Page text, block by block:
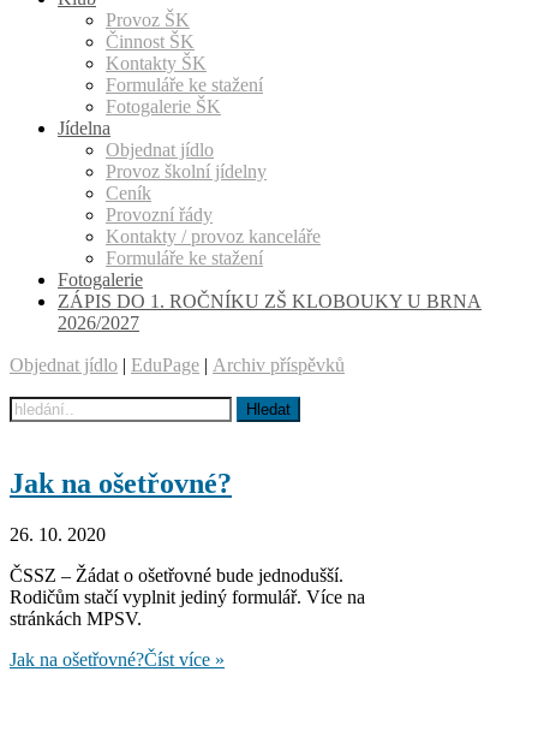
Provoz ŠK
Činnost ŠK
Kontakty ŠK
Formuláře ke stažení
Fotogalerie ŠK
Jídelna
Objednat jídlo
Provoz školní jídelny
Ceník
Provozní řády
Kontakty / provoz kanceláře
Formuláře ke stažení
Fotogalerie
ZÁPIS DO 1. ROČNÍKU ZŠ KLOBOUKY U BRNA
2026/2027
Objednat jídlo | EduPage | Archiv příspěvků
Jak na ošetřovné?
26. 10. 2020
ČSSZ – Žádat o ošetřovné bude jednodušší.
Rodičům stačí vyplnit jediný formulář. Více na
stránkách MPSV.
Jak na ošetřovné?Číst více »